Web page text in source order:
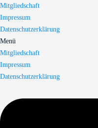
Mitgliedschaft
Impressum
Datenschutzerklärung
Menü
Mitgliedschaft
Impressum
Datenschutzerklärung